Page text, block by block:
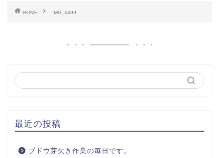
HOME IMG_6499
最近の投稿
ブドウ芽欠き作業の毎日です。